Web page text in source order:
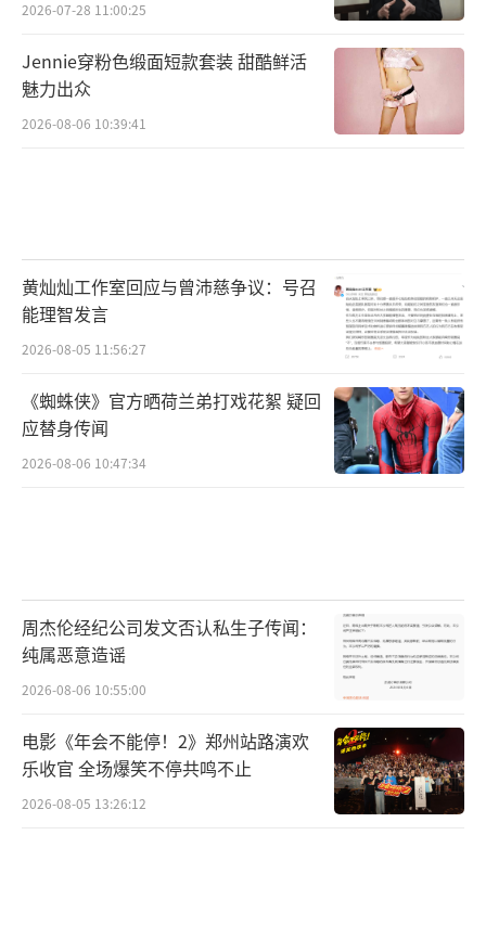
2026-07-28 11:00:25
Jennie穿粉色缎面短款套装 甜酷鲜活
魅力出众
2026-08-06 10:39:41
黄灿灿工作室回应与曾沛慈争议：号召
能理智发言
2026-08-05 11:56:27
《蜘蛛侠》官方晒荷兰弟打戏花絮 疑回
应替身传闻
2026-08-06 10:47:34
周杰伦经纪公司发文否认私生子传闻：
纯属恶意造谣
2026-08-06 10:55:00
电影《年会不能停！2》郑州站路演欢
乐收官 全场爆笑不停共鸣不止
2026-08-05 13:26:12